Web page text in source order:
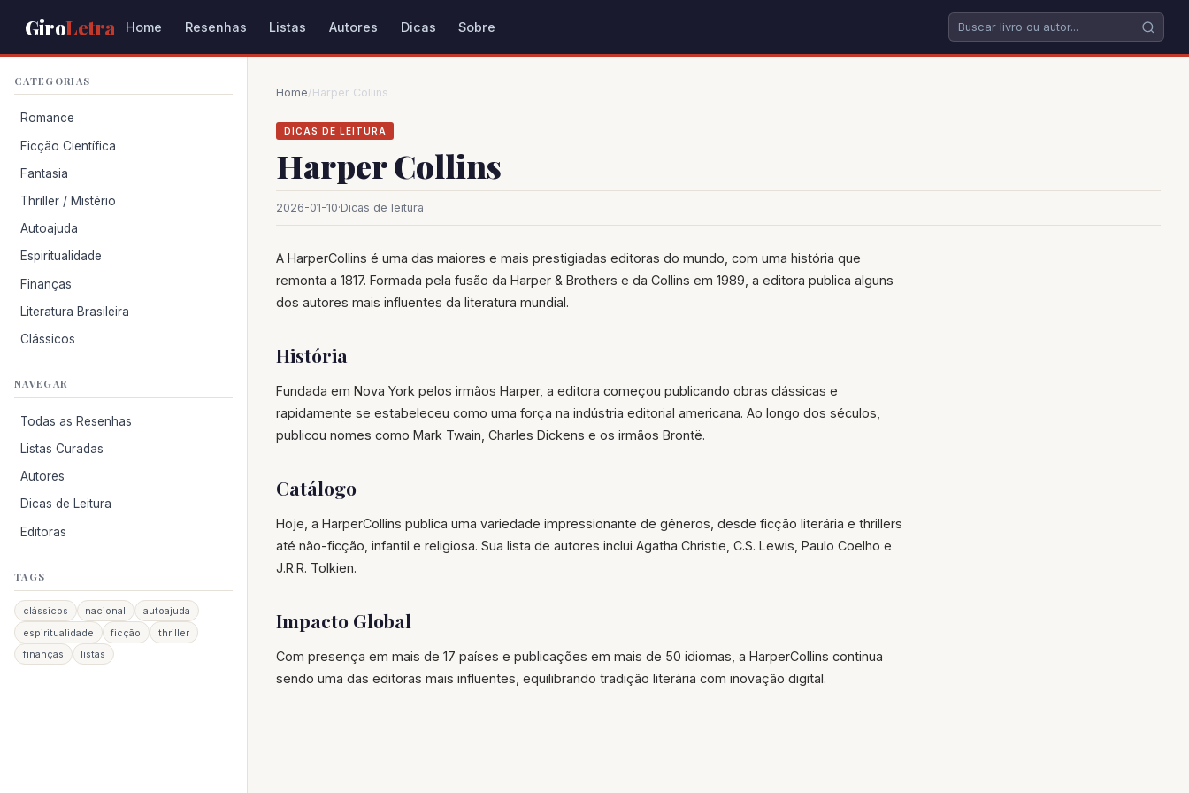
GiroLetra Home Resenhas Listas Autores Dicas Sobre
CATEGORIAS
Romance
Ficção Científica
Fantasia
Thriller / Mistério
Autoajuda
Espiritualidade
Finanças
Literatura Brasileira
Clássicos
NAVEGAR
Todas as Resenhas
Listas Curadas
Autores
Dicas de Leitura
Editoras
TAGS
clássicos nacional
autoajuda
espiritualidade
ficção
thriller
finanças
listas
Home/Harper Collins
DICAS DE LEITURA
Harper Collins
2026-01-10·Dicas de leitura
A HarperCollins é uma das maiores e mais prestigiadas editoras do mundo, com uma história que
remonta a 1817. Formada pela fusão da Harper & Brothers e da Collins em 1989, a editora publica alguns
dos autores mais influentes da literatura mundial.
História
Fundada em Nova York pelos irmãos Harper, a editora começou publicando obras clássicas e
rapidamente se estabeleceu como uma força na indústria editorial americana. Ao longo dos séculos,
publicou nomes como Mark Twain, Charles Dickens e os irmãos Brontë.
Catálogo
Hoje, a HarperCollins publica uma variedade impressionante de gêneros, desde ficção literária e thrillers
até não-ficção, infantil e religiosa. Sua lista de autores inclui Agatha Christie, C.S. Lewis, Paulo Coelho e
J.R.R. Tolkien.
Impacto Global
Com presença em mais de 17 países e publicações em mais de 50 idiomas, a HarperCollins continua
sendo uma das editoras mais influentes, equilibrando tradição literária com inovação digital.